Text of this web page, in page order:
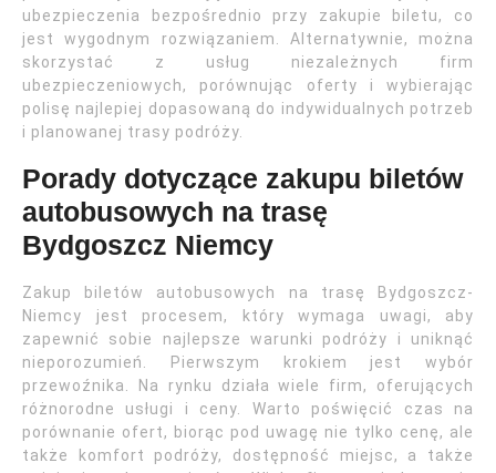
ubezpieczenia bezpośrednio przy zakupie biletu, co
jest wygodnym rozwiązaniem. Alternatywnie, można
skorzystać z usług niezależnych firm
ubezpieczeniowych, porównując oferty i wybierając
polisę najlepiej dopasowaną do indywidualnych potrzeb
i planowanej trasy podróży.
Porady dotyczące zakupu biletów
autobusowych na trasę
Bydgoszcz Niemcy
Zakup biletów autobusowych na trasę Bydgoszcz-
Niemcy jest procesem, który wymaga uwagi, aby
zapewnić sobie najlepsze warunki podróży i uniknąć
nieporozumień. Pierwszym krokiem jest wybór
przewoźnika. Na rynku działa wiele firm, oferujących
różnorodne usługi i ceny. Warto poświęcić czas na
porównanie ofert, biorąc pod uwagę nie tylko cenę, ale
także komfort podróży, dostępność miejsc, a także